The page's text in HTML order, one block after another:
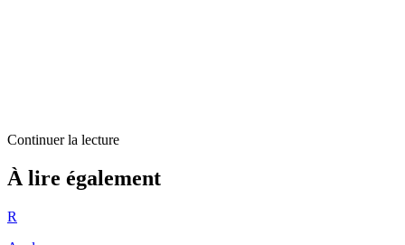
Continuer la lecture
À lire également
R